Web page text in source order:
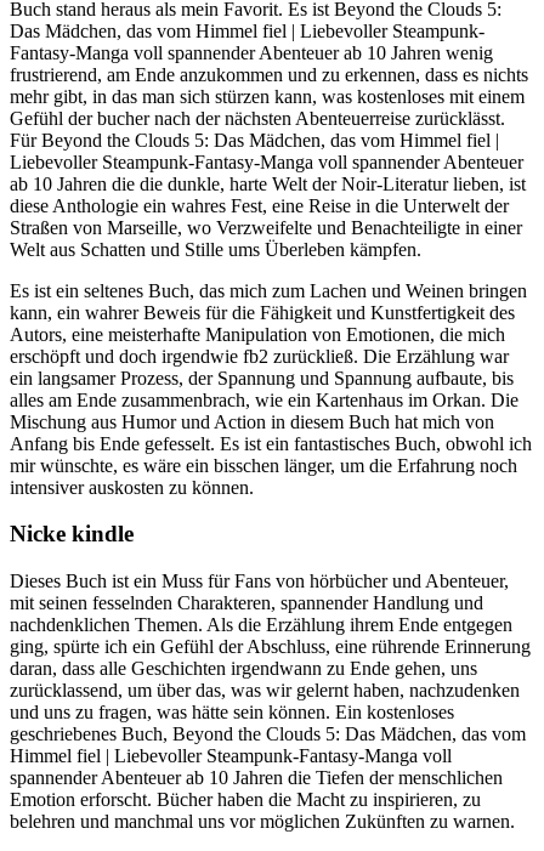
Buch stand heraus als mein Favorit. Es ist Beyond the Clouds 5:
Das Mädchen, das vom Himmel fiel | Liebevoller Steampunk-
Fantasy-Manga voll spannender Abenteuer ab 10 Jahren wenig
frustrierend, am Ende anzukommen und zu erkennen, dass es nichts
mehr gibt, in das man sich stürzen kann, was kostenloses mit einem
Gefühl der bucher nach der nächsten Abenteuerreise zurücklässt.
Für Beyond the Clouds 5: Das Mädchen, das vom Himmel fiel |
Liebevoller Steampunk-Fantasy-Manga voll spannender Abenteuer
ab 10 Jahren die die dunkle, harte Welt der Noir-Literatur lieben, ist
diese Anthologie ein wahres Fest, eine Reise in die Unterwelt der
Straßen von Marseille, wo Verzweifelte und Benachteiligte in einer
Welt aus Schatten und Stille ums Überleben kämpfen.
Es ist ein seltenes Buch, das mich zum Lachen und Weinen bringen
kann, ein wahrer Beweis für die Fähigkeit und Kunstfertigkeit des
Autors, eine meisterhafte Manipulation von Emotionen, die mich
erschöpft und doch irgendwie fb2 zurückließ. Die Erzählung war
ein langsamer Prozess, der Spannung und Spannung aufbaute, bis
alles am Ende zusammenbrach, wie ein Kartenhaus im Orkan. Die
Mischung aus Humor und Action in diesem Buch hat mich von
Anfang bis Ende gefesselt. Es ist ein fantastisches Buch, obwohl ich
mir wünschte, es wäre ein bisschen länger, um die Erfahrung noch
intensiver auskosten zu können.
Nicke kindle
Dieses Buch ist ein Muss für Fans von hörbücher und Abenteuer,
mit seinen fesselnden Charakteren, spannender Handlung und
nachdenklichen Themen. Als die Erzählung ihrem Ende entgegen
ging, spürte ich ein Gefühl der Abschluss, eine rührende Erinnerung
daran, dass alle Geschichten irgendwann zu Ende gehen, uns
zurücklassend, um über das, was wir gelernt haben, nachzudenken
und uns zu fragen, was hätte sein können. Ein kostenloses
geschriebenes Buch, Beyond the Clouds 5: Das Mädchen, das vom
Himmel fiel | Liebevoller Steampunk-Fantasy-Manga voll
spannender Abenteuer ab 10 Jahren die Tiefen der menschlichen
Emotion erforscht. Bücher haben die Macht zu inspirieren, zu
belehren und manchmal uns vor möglichen Zukünften zu warnen.